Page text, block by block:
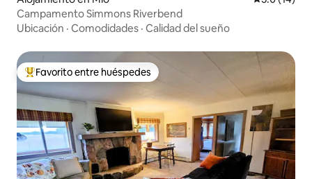
Campamento Simmons Riverbend
Ubicación · Comodidades · Calidad del sueño
Favorito entre huéspedes preferido
Favorito entre huéspedes